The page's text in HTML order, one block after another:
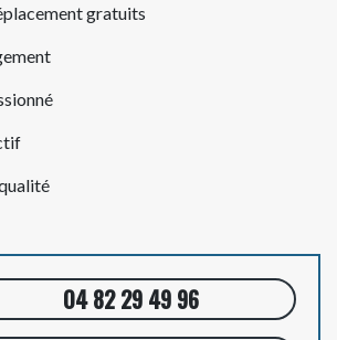
gratuits
04 82 29 49 96